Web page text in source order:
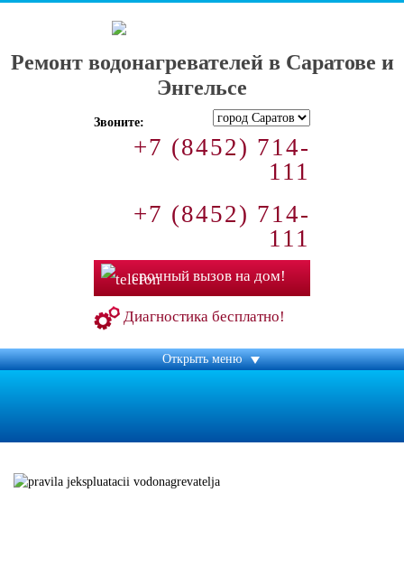
Ремонт водонагревателей в Саратове и
Энгельсе
Звоните:
+7 (8452) 714-
111
+7 (8452) 714-
111
срочный вызов на дом!
Диагностика бесплатно!
Открыть меню